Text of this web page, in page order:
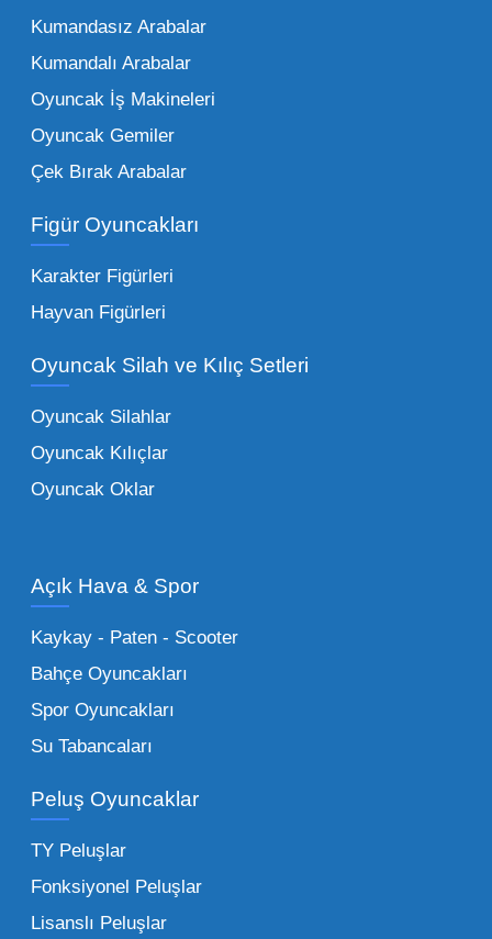
çeşitliliği ile doğru orantılıdır. İşte Mega
Oyuncak bünyesinde öne çıkan ve en çok
tercih edilen kategorilerimiz:
Peluş Oyuncaklar:
vazgeçilmezi olan yumuşak dokulu sevilen
seçeneklerimizi keşfederek koleksiyonunuza
en sevilen karakterleri ekleyebilirsiniz.
Eğitici Setler:
tarafından tercih edilentoptan eğitici
ebeveynlerin son yıllarda en çok satın aldığı
ürün grupları arasında yer almaktadır.
Oyuncak Araçlar:
stok imkanımızla sunulmaktadır.
Küçük Oyuncaklar:
sağlayan toptan küçük oyuncaklar, bakkallar,
Bu kategorideki küçük oyuncaklar toptan
alımlarda çok düşük maliyetlerle yüksek
adetli stok yapmanıza olanak tanır. Özellikle
sürpriz paketler ve figürler, çocukların
harçlıklarıyla kolayca alabildiği ürünlerdir.
Çocuk Oyuncakları Toptan Seçenekleri:
Bebeklik döneminden ergenliğe kadar geniş
Kumandasız Arabalar
Kumandalı Arabalar
Oyuncak İş Makineleri
Oyuncak Gemiler
Çek Bırak Arabalar
Figür Oyuncakları
Karakter Figürleri
Hayvan Figürleri
Oyuncak Silah ve Kılıç Setleri
Oyuncak Silahlar
Oyuncak Kılıçlar
Oyuncak Oklar
Açık Hava & Spor
Kaykay - Paten - Scooter
Bahçe Oyuncakları
Spor Oyuncakları
Su Tabancaları
Peluş Oyuncaklar
TY Peluşlar
Fonksiyonel Peluşlar
Lisanslı Peluşlar